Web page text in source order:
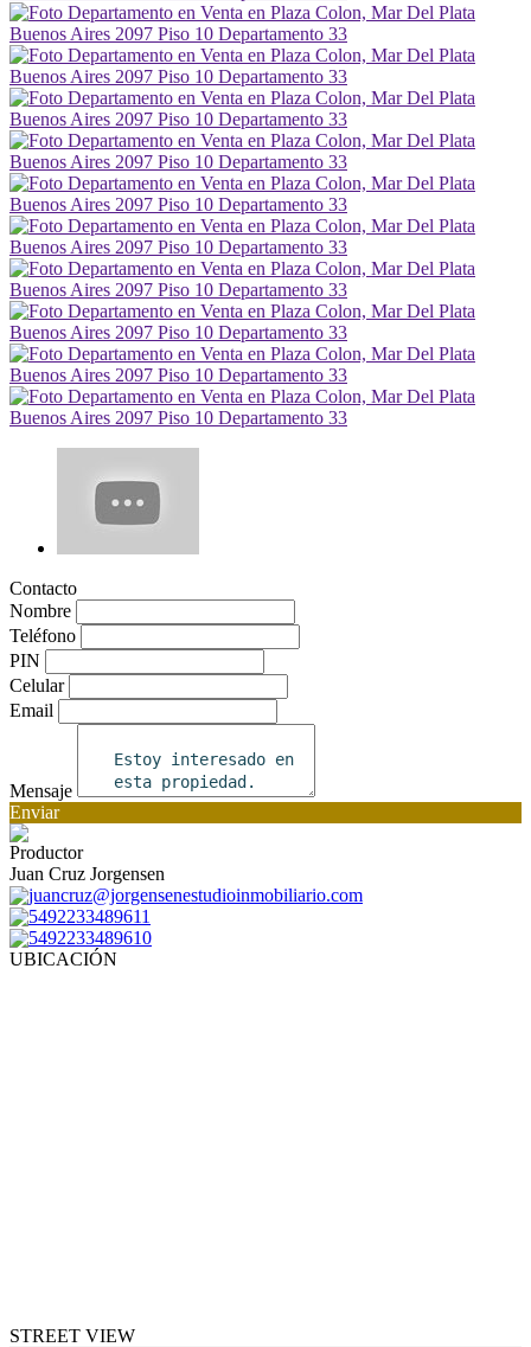
Contacto
Nombre
Teléfono
PIN
Celular
Email
Mensaje
Enviar
Productor
Juan Cruz Jorgensen
juancruz@jorgensenestudioinmobiliario.com
5492233489611
5492233489610
UBICACIÓN
STREET VIEW